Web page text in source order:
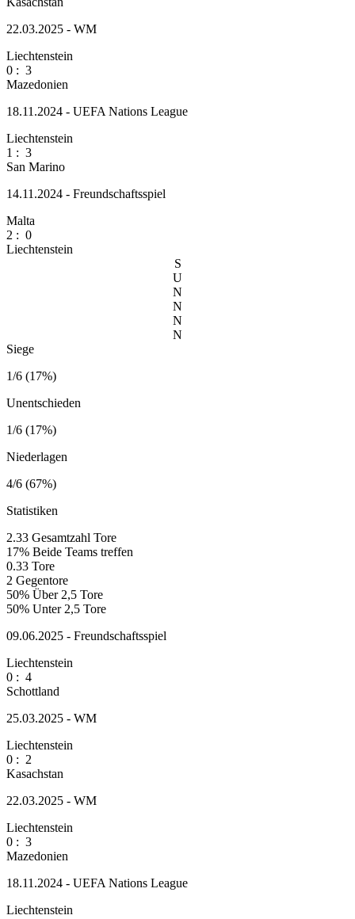
22.03.2025 - WM
Liechtenstein
0 : 3
Mazedonien
18.11.2024 - UEFA Nations League
Liechtenstein
1 : 3
San Marino
14.11.2024 - Freundschaftsspiel
Malta
2 : 0
Liechtenstein
S
U
N
N
N
N
Siege
1/6 (17%)
Unentschieden
1/6 (17%)
Niederlagen
4/6 (67%)
Statistiken
2.33 Gesamtzahl Tore
17% Beide Teams treffen
0.33 Tore
2 Gegentore
50% Über 2,5 Tore
50% Unter 2,5 Tore
09.06.2025 - Freundschaftsspiel
Liechtenstein
0 : 4
Schottland
25.03.2025 - WM
Liechtenstein
0 : 2
Kasachstan
22.03.2025 - WM
Liechtenstein
0 : 3
Mazedonien
18.11.2024 - UEFA Nations League
Liechtenstein